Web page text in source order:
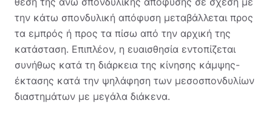
την κάτω σπονδυλική απόφυση μεταβάλλεται προς
τα εμπρός ή προς τα πίσω από την αρχική της
κατάσταση. Επιπλέον, η ευαισθησία εντοπίζεται
συνήθως κατά τη διάρκεια της κίνησης κάμψης-
έκτασης κατά την ψηλάφηση των μεσοσπονδυλίων
διαστημάτων με μεγάλα διάκενα.